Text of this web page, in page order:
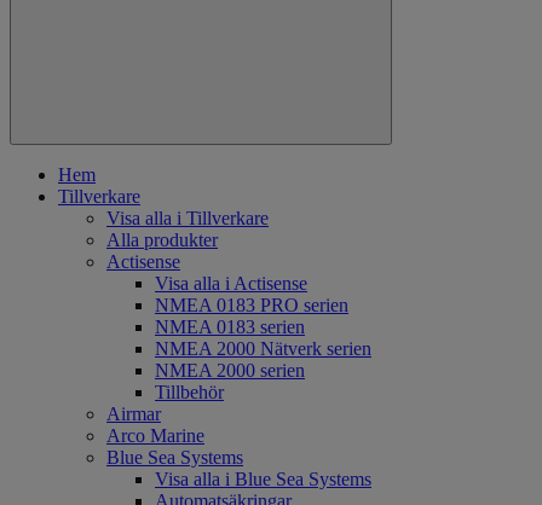
Hem
Tillverkare
Visa alla i Tillverkare
Alla produkter
Actisense
Visa alla i Actisense
NMEA 0183 PRO serien
NMEA 0183 serien
NMEA 2000 Nätverk serien
NMEA 2000 serien
Tillbehör
Airmar
Arco Marine
Blue Sea Systems
Visa alla i Blue Sea Systems
Automatsäkringar